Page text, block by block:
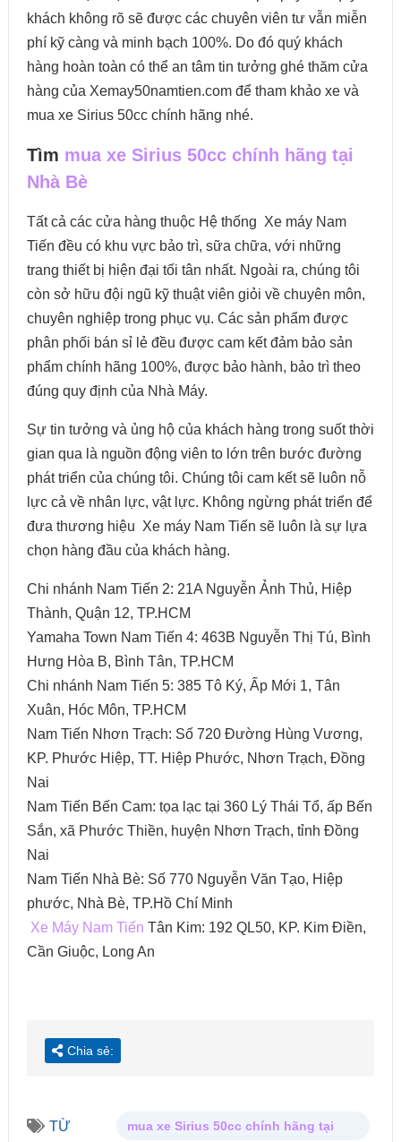
khách không rõ sẽ được các chuyên viên tư vẫn miễn
phí kỹ càng và minh bạch 100%. Do đó quý khách
hàng hoàn toàn có thể an tâm tin tưởng ghé thăm cửa
hàng của Xemay50namtien.com để tham khảo xe và
mua xe Sirius 50cc chính hãng nhé.
Tìm mua xe Sirius 50cc chính hãng tại
Nhà Bè
Tất cả các cửa hàng thuộc Hệ thống Xe máyNam
Tiến đều có khu vực bảo trì, sữa chữa, với những
trang thiết bị hiện đại tối tân nhất. Ngoài ra, chúng tôi
còn sở hữu đội ngũ kỹ thuật viên giỏi về chuyên môn,
chuyên nghiệp trong phục vụ. Các sản phẩm được
phân phối bán sỉ lẻ đều được cam kết đảm bảo sản
phẩm chính hãng 100%, được bảo hành, bảo trì theo
đúng quy định của Nhà Máy.
Sự tin tưởng và ủng hộ của khách hàng trong suốt thời
gian qua là nguồn động viên to lớn trên bước đường
phát triển của chúng tôi. Chúng tôi cam kết sẽ luôn nỗ
lực cả về nhân lực, vật lực. Không ngừng phát triển để
đưa thương hiệu Xe máyNam Tiến sẽ luôn là sự lựa
chọn hàng đầu của khách hàng.
Chi nhánh Nam Tiến 2: 21A Nguyễn Ảnh Thủ, Hiệp
Thành, Quận 12, TP.HCM
Yamaha Town Nam Tiến 4: 463B Nguyễn Thị Tú, Bình
Hưng Hòa B, Bình Tân, TP.HCM
Chi nhánh Nam Tiến 5: 385 Tô Ký, Ấp Mới 1, Tân
Xuân, Hóc Môn, TP.HCM
Nam Tiến Nhơn Trạch: Số 720 Đường Hùng Vương,
KP. Phước Hiệp, TT. Hiệp Phước, Nhơn Trạch, Đồng
Nai
Nam Tiến Bến Cam: tọa lạc tại 360 Lý Thái Tổ, ấp Bến
Sắn, xã Phước Thiền, huyện Nhơn Trạch, tỉnh Đồng
Nai
Nam Tiến Nhà Bè: Số 770 Nguyễn Văn Tạo, Hiệp
phước, Nhà Bè, TP.Hồ Chí Minh
Xe Máy Nam Tiến Tân Kim: 192 QL50, KP. Kim Điền,
Cần Giuộc, Long An
Chia sẻ:
TỪ
mua xe Sirius 50cc chính hãng tại